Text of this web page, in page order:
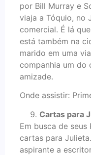
por Bill Murray e
viaja a Tóquio, no
comercial. É lá
está também na
marido em uma
companhia um do
amizade.
Onde assistir:
Cartas para
Em busca de seus
cartas para
aspirante a